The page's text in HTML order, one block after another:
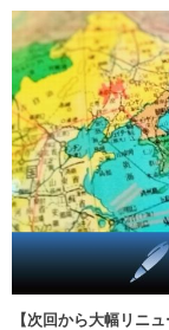
【次回から大幅リニ